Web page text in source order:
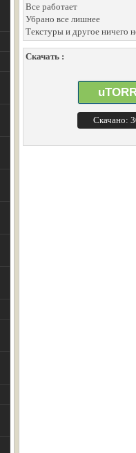
Все работает
Убрано все лишнее
Текстуры и другое ничего
Скачать :
Скачано: